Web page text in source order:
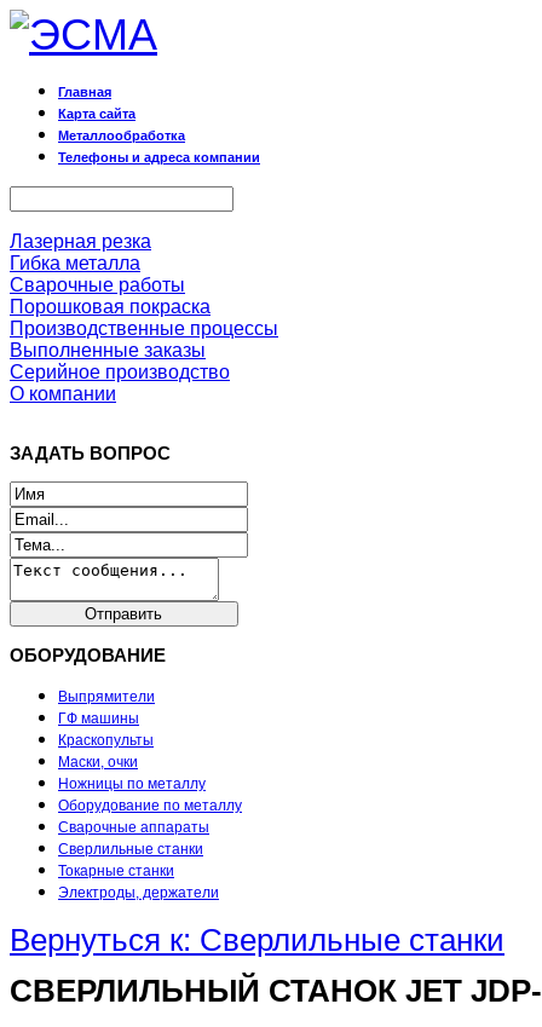
Главная
Карта сайта
Металлообработка
Телефоны и адреса компании
Лазерная резка
Гибка металла
Сварочные работы
Порошковая покраска
Производственные процессы
Выполненные заказы
Серийное производство
О компании
ЗАДАТЬ ВОПРОС
ОБОРУДОВАНИЕ
Выпрямители
ГФ машины
Краскопульты
Маски, очки
Ножницы по металлу
Оборудование по металлу
Сварочные аппараты
Сверлильные станки
Токарные станки
Электроды, держатели
Вернуться к: Сверлильные станки
СВЕРЛИЛЬНЫЙ СТАНОК JET